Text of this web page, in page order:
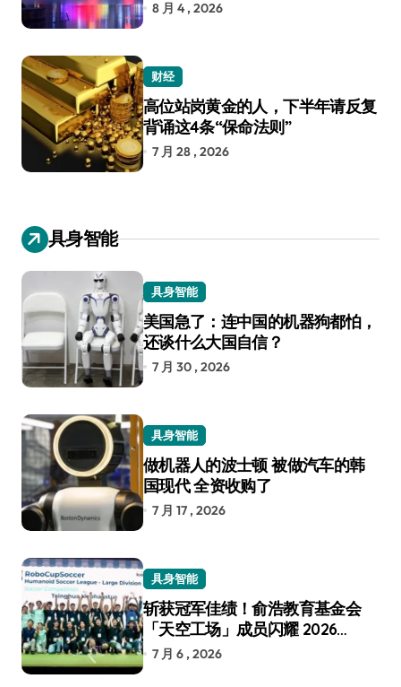
8 月 4 , 2026
财经
高位站岗黄金的人，下半年请反复
背诵这4条“保命法则”
7 月 28 , 2026
具身智能
具身智能
美国急了：连中国的机器狗都怕，
还谈什么大国自信？
7 月 30 , 2026
具身智能
做机器人的波士顿 被做汽车的韩
国现代 全资收购了
7 月 17 , 2026
具身智能
斩获冠军佳绩！俞浩教育基金会
「天空工场」成员闪耀 2026
RoboCup 机器人世界杯
7 月 6 , 2026